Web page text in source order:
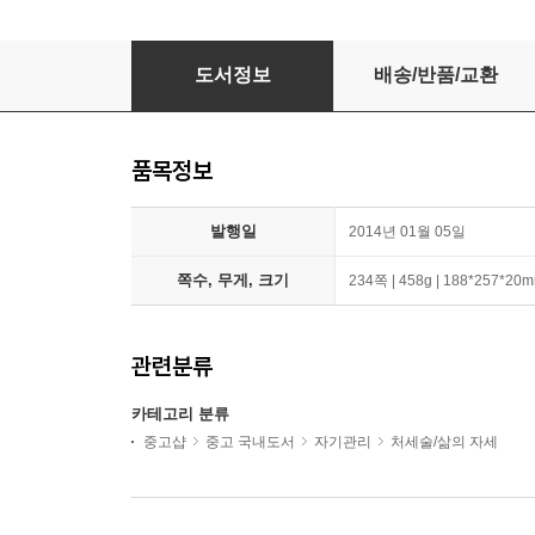
난세인간경영
도서정보 배송/반품/교환
품목정보
발행일 2014년 01월 05일
쪽수, 무게, 크기 234쪽 | 458g |
관련분류
카테고리 분류
중고샵 중고 국내도서 자기관리 처세술/삶의 자세